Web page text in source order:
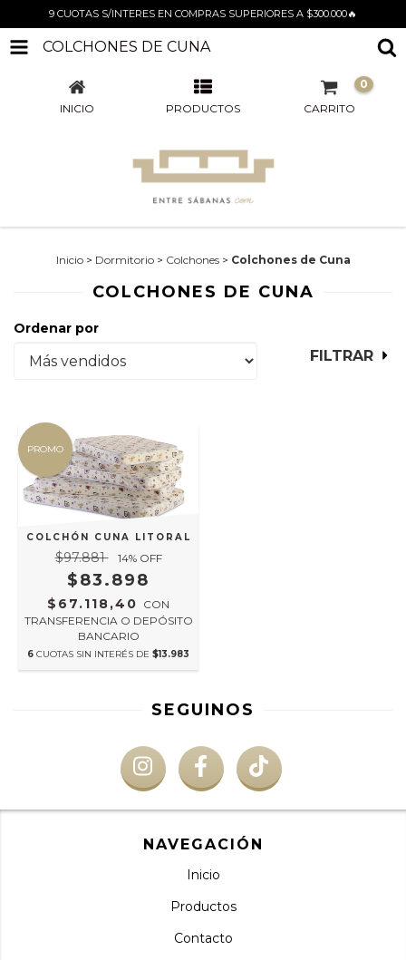
9 CUOTAS S/INTERES EN COMPRAS SUPERIORES A $300.000🔥
COLCHONES DE CUNA
INICIO PRODUCTOS CARRITO
0
Inicio > Dormitorio > Colchones > Colchones de Cuna
COLCHONES DE CUNA
Ordenar por
FILTRAR
PROMO
COLCHÓN CUNA LITORAL
$97.881 14% OFF
$83.898
$67.118,40 CON
TRANSFERENCIA O DEPÓSITO
BANCARIO
6 CUOTAS SIN INTERÉS DE $13.983
SEGUINOS
NAVEGACIÓN
Inicio
Productos
Contacto